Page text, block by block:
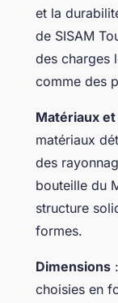
et la
de SISAM
des charges
comme des
Matériaux
matériaux
des
bouteille du
structure
formes.
Dimensions
choisies en